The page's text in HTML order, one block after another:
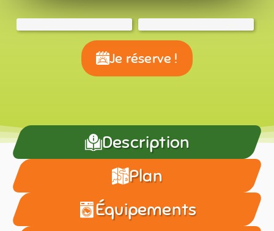
Je réserve !
Description
Plan
Équipements